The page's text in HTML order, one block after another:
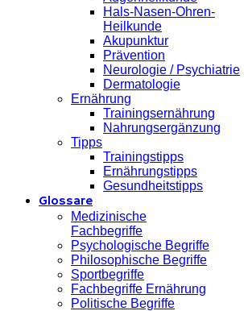
Hals-Nasen-Ohren-
Heilkunde
Akupunktur
Prävention
Neurologie / Psychiatrie
Dermatologie
Ernährung
Trainingsernährung
Nahrungsergänzung
Tipps
Trainingstipps
Ernährungstipps
Gesundheitstipps
Glossare
Medizinische
Fachbegriffe
Psychologische Begriffe
Philosophische Begriffe
Sportbegriffe
Fachbegriffe Ernährung
Politische Begriffe